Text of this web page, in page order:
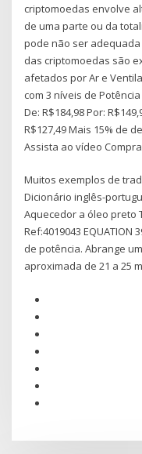
criptomoedas envolve
de uma parte ou da
pode não ser
das criptomoedas são
afetados por Ar e
com 3 níveis de
De: R$184,98 Por:
R$127,49 Mais 15% de
Assista ao vídeo
Muitos exemplos de
Dicionário inglês-
Aquecedor a óleo preto
Ref:4019043
de potência. Abrange
aproximada de 21 a 25